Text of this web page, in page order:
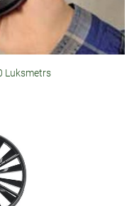
Luksmetrs